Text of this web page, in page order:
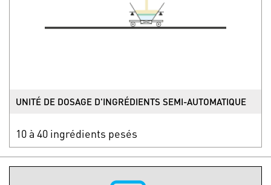
UNITÉ DE DOSAGE D'INGRÉDIENTS SEMI-AUTOMATIQUE
10 à 40 ingrédients pesés